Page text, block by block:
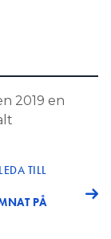
2019 en
TILL
PÅ